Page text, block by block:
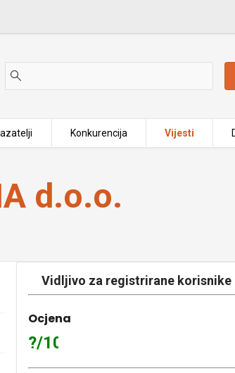
Konkurencija Vijesti
d.o.o.
Vidljivo za registrirane korisnike
Ocjena
?/10